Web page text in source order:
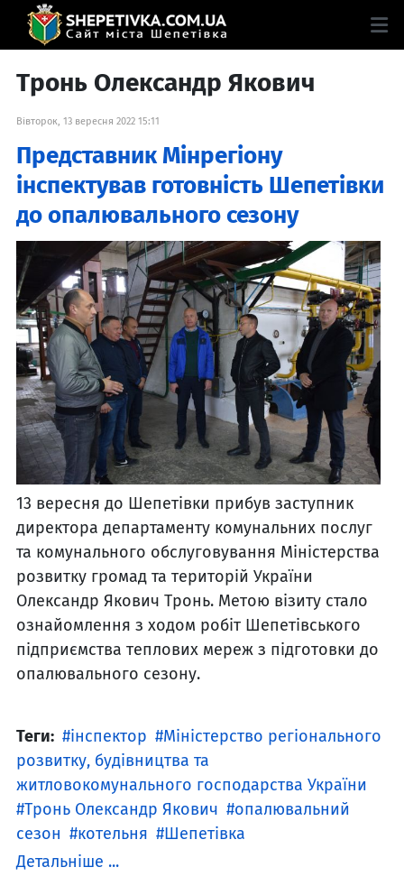
Тронь Олександр Якович
Вівторок, 13 вересня 2022 15:11
Представник Мінрегіону
інспектував готовність Шепетівки
до опалювального сезону
13 вересня до Шепетівки прибув заступник
директора департаменту комунальних послуг
та комунального обслуговування Міністерства
розвитку громад та територій України
Олександр Якович Тронь. Метою візиту стало
ознайомлення з ходом робіт Шепетівського
підприємства теплових мереж з підготовки до
опалювального сезону.
Теги: інспектор
Міністерство регіонального
розвитку, будівництва та
житловокомунального господарства України
Тронь Олександр Якович
опалювальний
сезон
котельня
Шепетівка
Детальніше ...